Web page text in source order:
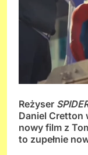
Reżyser
Daniel Cretton
nowy film z
to zupełnie